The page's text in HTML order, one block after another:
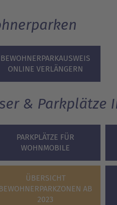
BEWOHNERPARKAUSWEIS
ONLINE VERLÄNGERN
& Parkplätze
PARKPLÄTZE FÜR
WOHNMOBILE
ÜBERSICHT
BEWOHNERPARKZONEN AB
2023